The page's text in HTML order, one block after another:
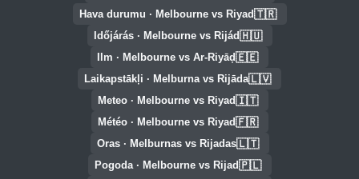
🇹🇷
Hava durumu · Melbourne vs Riyad
🇭🇺
Időjárás · Melbourne vs Rijád
🇪🇪
Ilm · Melbourne vs Ar-Riyāḑ
🇱🇻
Laikapstākļi · Melburna vs Rijāda
🇮🇹
Meteo · Melbourne vs Riyad
🇫🇷
Météo · Melbourne vs Riyad
🇱🇹
Oras · Melburnas vs Rijadas
🇵🇱
Pogoda · Melbourne vs Rijad